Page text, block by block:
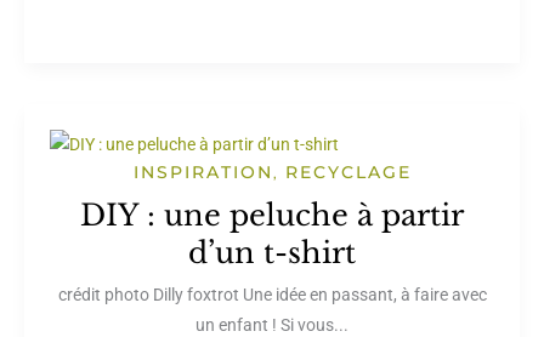
INSPIRATION , RECYCLAGE
DIY : une peluche à partir
d’un t-shirt
crédit photo Dilly foxtrot Une idée en passant, à faire avec
un enfant ! Si vous...